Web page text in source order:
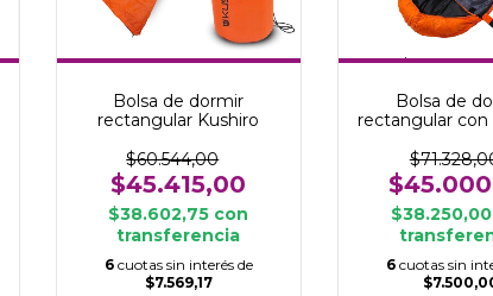
Bolsa de dormir
rectangular Kushiro
$60.544,00
$45.415,00
$38.602,75 con
transferencia
6 cuotas sin interés de
$7.569,17
Bolsa de
rectangular con
$38.250,00
6 cuotas sin